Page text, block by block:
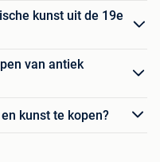
kunst uit de 19e
van antiek
kunst te kopen?